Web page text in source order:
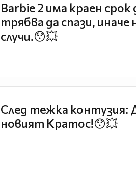
Barbie 2 има краен
трябва да спази, иначе
случи.😯💥
След тежка контузия:
новият Кратос!😯💥